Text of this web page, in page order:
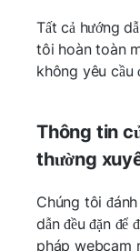
Tất cả hướng
tôi hoàn toàn
không yêu cầu
Thông tin
thường
Chúng tôi
dẫn đều đặn để
pháp webcam